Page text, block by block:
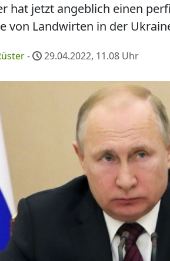
hat jetzt angeblich einen
von Landwirten in der
- 29.04.2022, 11.08 Uhr